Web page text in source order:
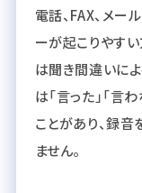
電話、FAX、メー
ーが起こりやす
は聞き間違いによ
は「言った」「言
ことがあり、録
ません。